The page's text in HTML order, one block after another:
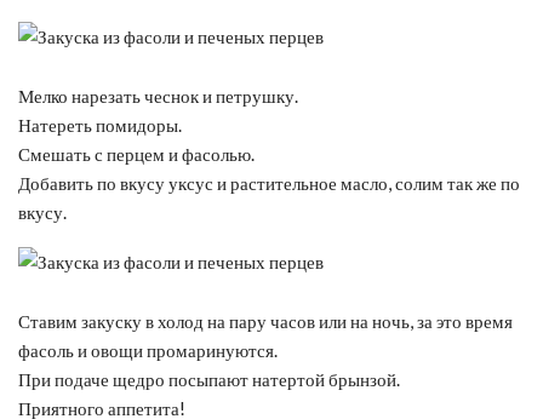
Мелко нарезать чеснок и петрушку.
Натереть помидоры.
Смешать с перцем и фасолью.
Добавить по вкусу уксус и растительное масло, солим так же по
вкусу.
Ставим закуску в холод на пару часов или на ночь, за это время
фасоль и овощи промаринуются.
При подаче щедро посыпают натертой брынзой.
Приятного аппетита!